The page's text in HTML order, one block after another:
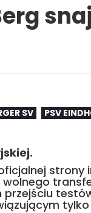
SV PSV
strony
tylko